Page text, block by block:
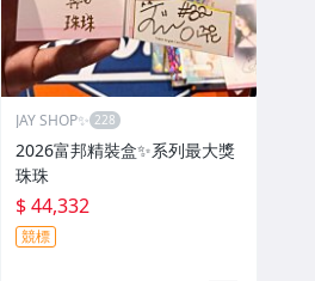
JAY SHOP✨
2026富邦精裝盒✨系列最大獎
珠珠
$ 44,332
競標